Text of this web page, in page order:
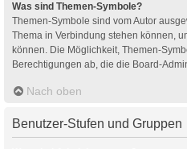
Was sind Themen-Symbole?
Themen-Symbole sind vom Autor
Thema in Verbindung stehen können,
können. Die Möglichkeit, Themen-
Berechtigungen ab, die die Board-
Nach oben
Benutzer-Stufen und Gruppen